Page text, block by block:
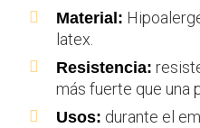
Material:
latex.
Resistencia:
más fuerte que una
Usos: durante el